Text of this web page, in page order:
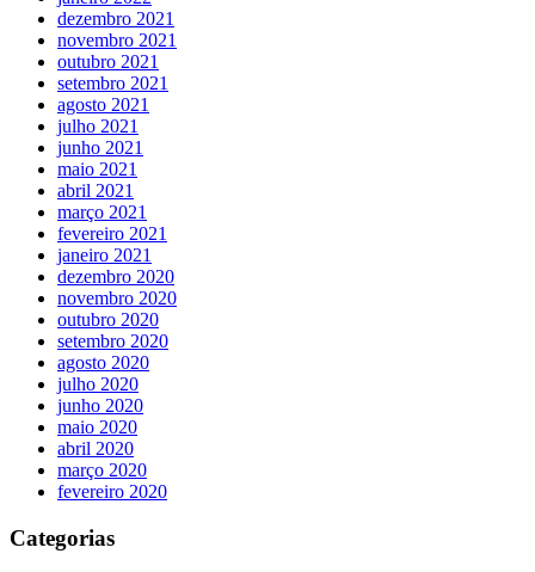
dezembro 2021
novembro 2021
outubro 2021
setembro 2021
agosto 2021
julho 2021
junho 2021
maio 2021
abril 2021
março 2021
fevereiro 2021
janeiro 2021
dezembro 2020
novembro 2020
outubro 2020
setembro 2020
agosto 2020
julho 2020
junho 2020
maio 2020
abril 2020
março 2020
fevereiro 2020
Categorias